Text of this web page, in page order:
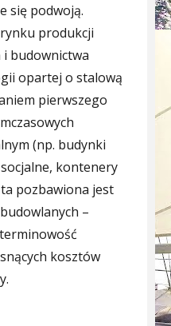
się podwoją.
produkcji
budownictwa
opartej o stalową
pierwszego
(np. budynki
kontenery
pozbawiona jest
–
kosztów